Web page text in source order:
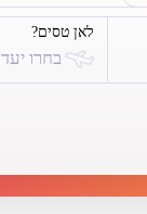
השכרת
רכב
לאן טסים?
בחרו יעד